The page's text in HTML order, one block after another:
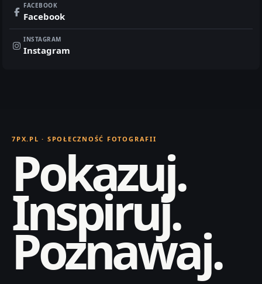
FACEBOOK
Facebook
INSTAGRAM
Instagram
7PX.PL · SPOŁECZNOŚĆ FOTOGRAFII
Pokazuj.
Inspiruj.
Poznawaj.